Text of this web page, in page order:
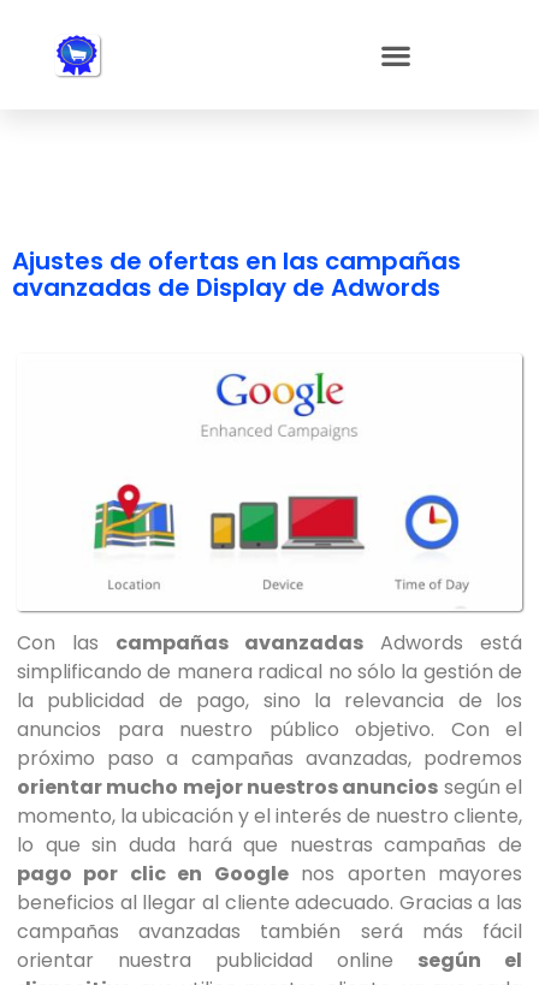
accesibilidad.
Ajustes de ofertas en las campañas
avanzadas de Display de Adwords
Con las campañas avanzadas Adwords está
simplificando de manera radical no sólo la gestión de
la publicidad de pago, sino la relevancia de los
anuncios para nuestro público objetivo. Con el
próximo paso a campañas avanzadas, podremos
orientar mucho mejor nuestros anuncios según el
momento, la ubicación y el interés de nuestro cliente,
lo que sin duda hará que nuestras campañas de
pago por clic en Googlenos aporten mayores
beneficios al llegar al cliente adecuado. Gracias a las
campañas avanzadas también será más fácil
orientar nuestra publicidad online según el